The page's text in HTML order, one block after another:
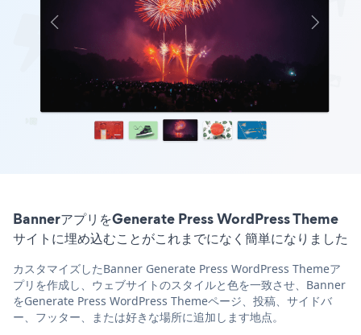
BannerアプリをGenerate Press WordPress Theme
サイトに埋め込むことがこれまでになく簡単になりました
カスタマイズしたBanner Generate Press WordPress Themeア
プリを作成し、ウェブサイトのスタイルと色を一致させ、Banner
をGenerate Press WordPress Themeページ、投稿、サイドバ
ー、フッター、または好きな場所に追加します地点。